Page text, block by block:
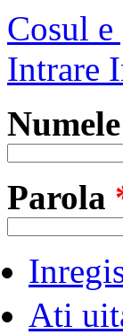
Cosul e
Intrare
Parola
Ati